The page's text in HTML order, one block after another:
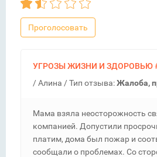
Проголосовать
УГРОЗЫ ЖИЗНИ И ЗДОРОВЬЮ
/Алина / Тип отзыва:Жалоба,
Мама взяла неосторожность
компанией. Допустили
платим, дома был пожар и
сообщали о проблемах. Со